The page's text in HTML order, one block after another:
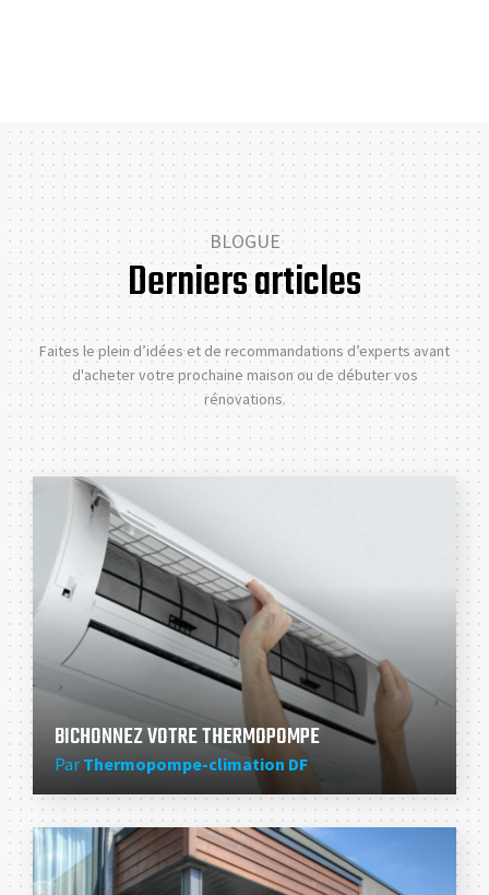
BLOGUE
Derniers articles
Faites le plein d’idées et de recommandations d’experts avant
d'acheter votre prochaine maison ou de débuter vos
rénovations.
BICHONNEZ VOTRE THERMOPOMPE
Par Thermopompe-climation DF